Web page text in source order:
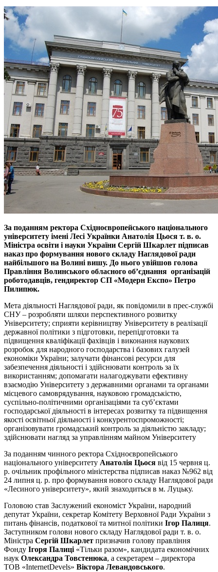
За поданням ректора Східноєвропейського національного
університету імені Лесі Українки Анатолія Цьося т. в. о.
Міністра освіти і науки України Сергій Шкарлет підписав
наказ про формування нового складу Наглядової ради
найбільшого на Волині вишу. До нього увійшов голова
Правління Волинського обласного об’єднання організацій
роботодавців, гендиректор СП «Модерн Експо» Петро
Пилипюк.
Мета діяльності Наглядової ради, як повідомили в прес-службі
СНУ – розробляти шляхи перспективного розвитку
Університету; сприяти керівництву Університету в реалізації
державної політики з підготовки, перепідготовки та
підвищення кваліфікації фахівців і виконання наукових
розробок для народного господарства і базових галузей
економіки України; залучати фінансові ресурси для
забезпечення діяльності і здійснювати контроль за їх
використанням; допомагати налагоджувати ефективну
взаємодію Університету з державними органами та органами
місцевого самоврядування, науковою громадськістю,
суспільно-політичними організаціями та суб’єктами
господарської діяльності в інтересах розвитку та підвищення
якості освітньої діяльності і конкурентоспроможності;
організовувати громадський контроль за діяльністю закладу;
здійснювати нагляд за управлінням майном Університету
За поданням чинного ректора Східноєвропейського
національного університету Анатолія Цьося від 15 червня ц.
р. очільник профільного міністерства підписав наказ №962 від
24 липня ц. р. про формування нового складу Наглядової ради
«Лесиного університету», який знаходиться в м. Луцьку.
Головою став Заслужений економіст України, народний
депутат України, секретар Комітету Верховної Ради України з
питань фінансів, податкової та митної політики Ігор Палиця.
Заступником голови нового складу Наглядової ради т. в. о.
Міністра Сергій Шкарлет призначив голову правління
Фонду Ігоря Палиці «Тільки разом», кандидата економічних
наук Олександра Товстенюка, а секретарем – директора
ТОВ «InternetDevels» Віктора Левандовського.